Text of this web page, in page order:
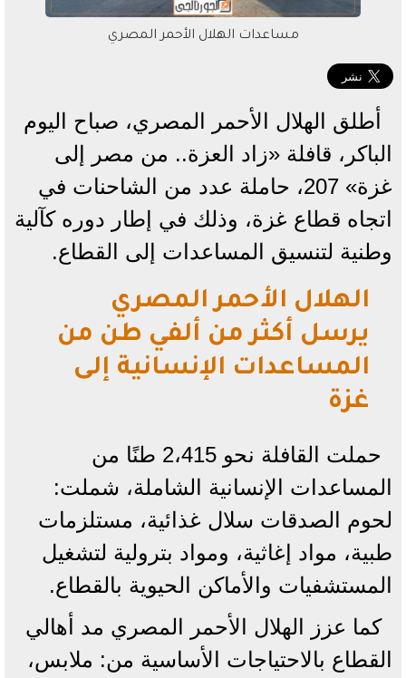
مساعدات الهلال الأحمر المصري
أطلق الهلال الأحمر المصري، صباح اليوم
الباكر، قافلة «زاد العزة.. من مصر إلى
غزة» 207، حاملة عدد من الشاحنات في
اتجاه قطاع غزة، وذلك في إطار دوره كآلية
وطنية لتنسيق المساعدات إلى القطاع.
الهلال الأحمر المصري
يرسل أكثر من ألفي طن من
المساعدات الإنسانية إلى
غزة
حملت القافلة نحو 2،415 طنًا من
المساعدات الإنسانية الشاملة، شملت:
لحوم الصدقات سلال غذائية، مستلزمات
طبية، مواد إغاثية، ومواد بترولية لتشغيل
المستشفيات والأماكن الحيوية بالقطاع.
كما عزز الهلال الأحمر المصري مد أهالي
القطاع بالاحتياجات الأساسية من: ملابس،